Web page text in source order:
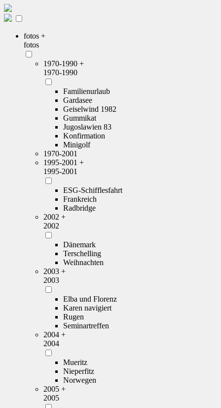
fotos +
fotos
1970-1990 +
1970-1990
Familienurlaub
Gardasee
Geiselwind 1982
Gummikat
Jugoslawien 83
Konfirmation
Minigolf
1970-2001
1995-2001 +
1995-2001
ESG-Schifflesfahrt
Frankreich
Radbridge
2002 +
2002
Dänemark
Terschelling
Weihnachten
2003 +
2003
Elba und Florenz
Karen navigiert
Rugen
Seminartreffen
2004 +
2004
Mueritz
Nieperfitz
Norwegen
2005 +
2005